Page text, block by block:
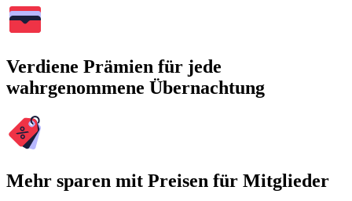
Verdiene Prämien für jede
wahrgenommene Übernachtung
Mehr sparen mit Preisen für Mitglieder